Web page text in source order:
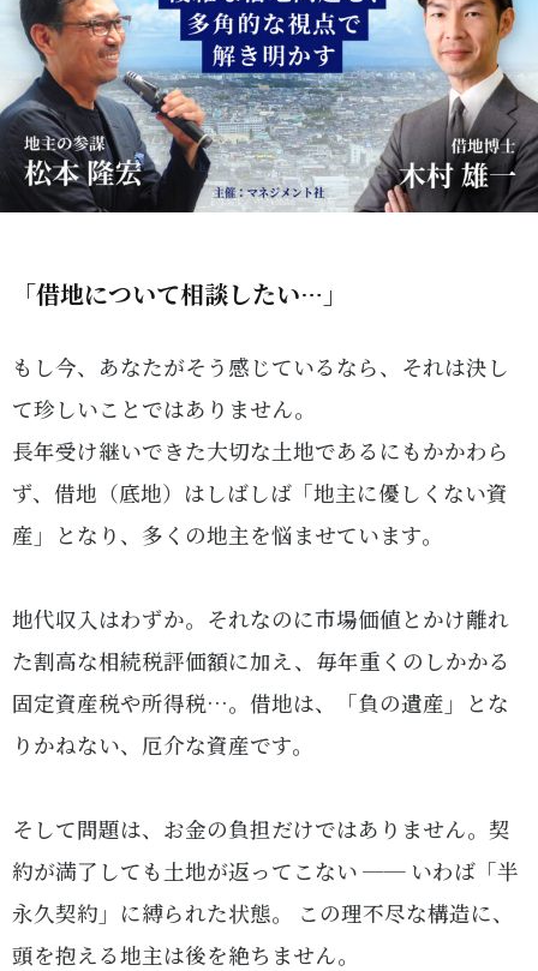
「借地について相談したい…」
もし今、あなたがそう感じているなら、それは決し
て珍しいことではありません。
長年受け継いできた大切な土地であるにもかかわら
ず、借地（底地）はしばしば「地主に優しくない資
産」となり、多くの地主を悩ませています。
地代収入はわずか。それなのに市場価値とかけ離れ
た割高な相続税評価額に加え、毎年重くのしかかる
固定資産税や所得税…。借地は、「負の遺産」とな
りかねない、厄介な資産です。
そして問題は、お金の負担だけではありません。契
約が満了しても土地が返ってこない ── いわば「半
永久契約」に縛られた状態。 この理不尽な構造に、
頭を抱える地主は後を絶ちません。